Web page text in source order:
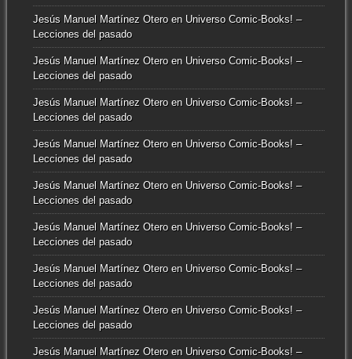
Jesús Manuel Martínez Oteroen Universo Comic-Books! –
Lecciones del pasado
Jesús Manuel Martínez Oteroen Universo Comic-Books! –
Lecciones del pasado
Jesús Manuel Martínez Oteroen Universo Comic-Books! –
Lecciones del pasado
Jesús Manuel Martínez Oteroen Universo Comic-Books! –
Lecciones del pasado
Jesús Manuel Martínez Oteroen Universo Comic-Books! –
Lecciones del pasado
Jesús Manuel Martínez Oteroen Universo Comic-Books! –
Lecciones del pasado
Jesús Manuel Martínez Oteroen Universo Comic-Books! –
Lecciones del pasado
Jesús Manuel Martínez Oteroen Universo Comic-Books! –
Lecciones del pasado
Jesús Manuel Martínez Oteroen Universo Comic-Books! –